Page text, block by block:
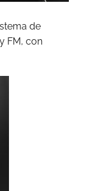
de
FM, con